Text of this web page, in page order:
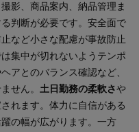
影、商品案内、納品管理ま
判断が必要です。安全面で
など小さな配慮が事故防止
集中が切れないようテンポ
アとのバランス確認など、
せん。 土日勤務の柔軟さや
れます。体力に自信がある
の幅が広がります。一方